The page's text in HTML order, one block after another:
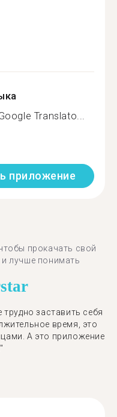
Translato...
приложение
прокачать свой
лучше понимать
star
заставить себя
время, это
А это приложение